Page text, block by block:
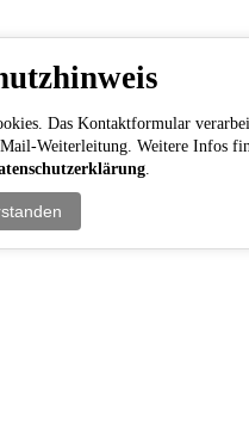
Das Kontaktformular
Weiterleitung. Weitere Infos
.